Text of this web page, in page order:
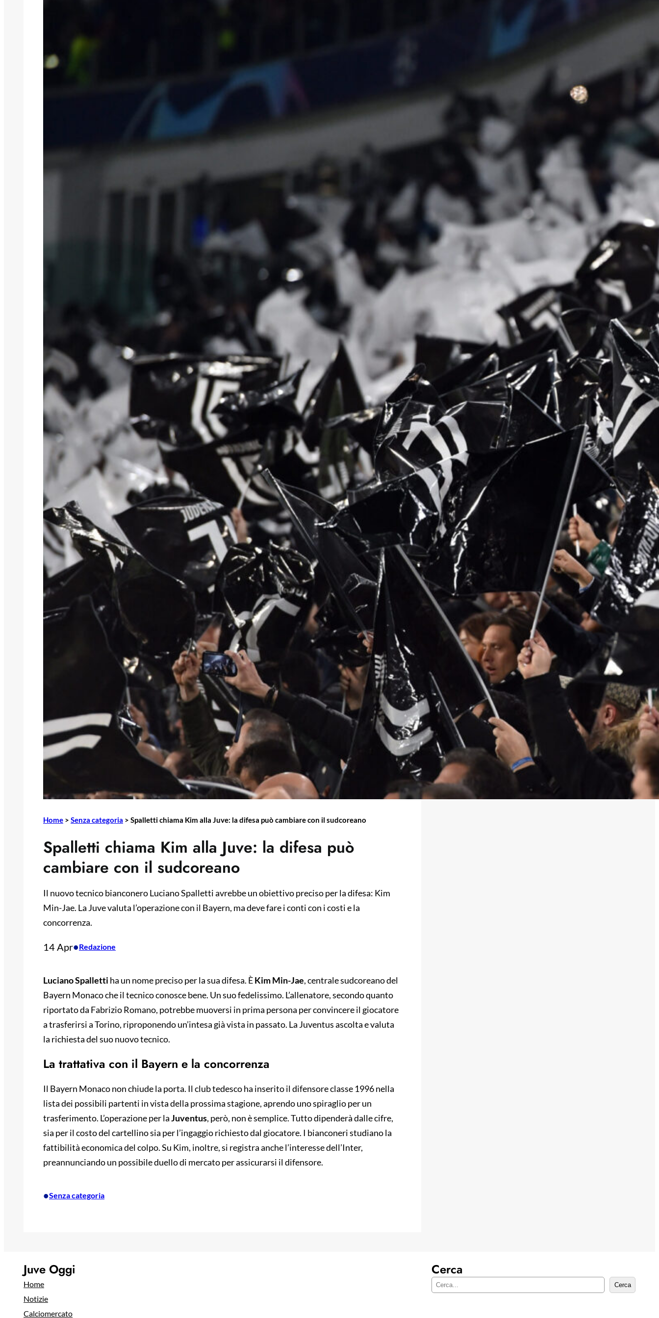
Home > Senza categoria > Spalletti chiama Kim alla Juve: la difesa può cambiare con il sudcoreano
Spalletti chiama Kim alla Juve: la difesa può
cambiare con il sudcoreano
Il nuovo tecnico bianconero Luciano Spalletti avrebbe un obiettivo preciso per la difesa: Kim
Min-Jae. La Juve valuta l’operazione con il Bayern, ma deve fare i conti con i costi e la
concorrenza.
14 Apr•Redazione
Luciano Spalletti ha un nome preciso per la sua difesa. ÈKim Min-Jae, centrale sudcoreano del
Bayern Monaco che il tecnico conosce bene. Un suo fedelissimo. L’allenatore, secondo quanto
riportato da Fabrizio Romano, potrebbe muoversi in prima persona per convincere il giocatore
a trasferirsi a Torino, riproponendo un’intesa già vista in passato. La Juventus ascolta e valuta
la richiesta del suo nuovo tecnico.
La trattativa con il Bayern e la concorrenza
Il Bayern Monaco non chiude la porta. Il club tedesco ha inserito il difensore classe 1996 nella
lista dei possibili partenti in vista della prossima stagione, aprendo uno spiraglio per un
trasferimento. L’operazione per laJuventus, però, non è semplice. Tutto dipenderà dalle cifre,
sia per il costo del cartellino sia per l’ingaggio richiesto dal giocatore. I bianconeri studiano la
fattibilità economica del colpo. Su Kim, inoltre, si registra anche l’interesse dell’Inter,
preannunciando un possibile duello di mercato per assicurarsi il difensore.
•Senza categoria
valutazione del talento turco
Monza in vantaggio per Rugani, due
Spalletti post Inter-Juve: “Di
Gregorio bravo in 2/3 interventi,
Kolo Muani e Alajbegovic…”
8 Agosto 2026
Juve Oggi
Home
Notizie
Calciomercato
Cerca
C
Cerca